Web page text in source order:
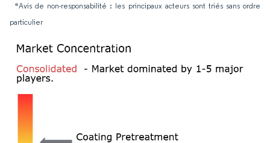
*Avis de non-responsabilité : les principaux acteurs sont triés sans ordre
particulier